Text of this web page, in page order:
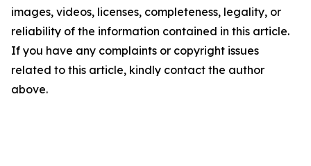
images, videos, licenses, completeness, legality, or
reliability of the information contained in this article.
If you have any complaints or copyright issues
related to this article, kindly contact the author
above.